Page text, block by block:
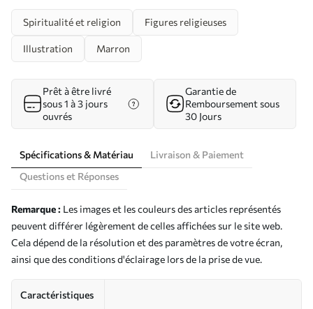
Spiritualité et religion Figures religieuses
Illustration Marron
Prêt à être livré
sous 1 à 3 jours
ouvrés
Garantie de
Remboursement sous
30 Jours
Spécifications & Matériau
Livraison & Paiement
Questions et Réponses
Remarque : Les images et les couleurs des articles représentés
peuvent différer légèrement de celles affichées sur le site web.
Cela dépend de la résolution et des paramètres de votre écran,
ainsi que des conditions d'éclairage lors de la prise de vue.
Caractéristiques